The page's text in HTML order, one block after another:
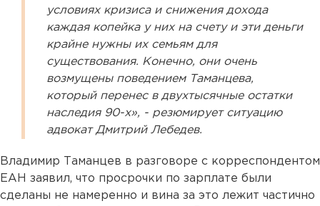
условиях кризиса и снижения дохода
каждая копейка у них на счету и эти деньги
крайне нужны их семьям для
существования. Конечно, они очень
возмущены поведением Таманцева,
который перенес в двухтысячные остатки
наследия 90-х», - резюмирует ситуацию
адвокат Дмитрий Лебедев.
Владимир Таманцев в разговоре с корреспондентом
ЕАН заявил, что просрочки по зарплате были
сделаны не намеренно и вина за это лежит частично